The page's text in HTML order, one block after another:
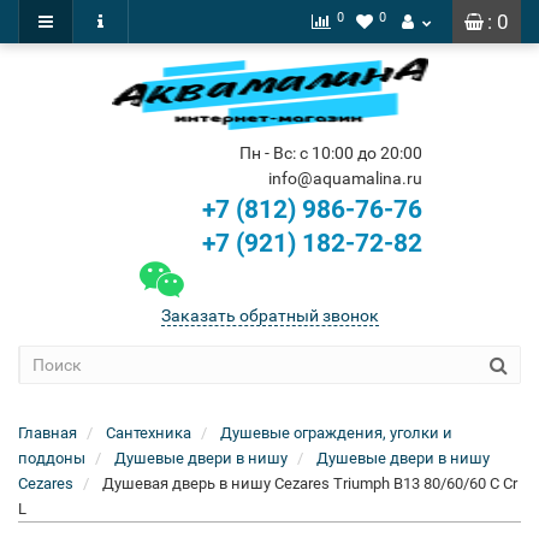
: 0
0 0
Пн - Вс: с 10:00 до 20:00
info@aquamalina.ru
+7 (812) 986-76-76
+7 (921) 182-72-82
Заказать обратный звонок
Главная Сантехника
Душевые ограждения, уголки и
поддоны
Душевые двери в нишу
Душевые двери в нишу
Cezares
Душевая дверь в нишу Cezares Triumph B13 80/60/60 C Cr
L